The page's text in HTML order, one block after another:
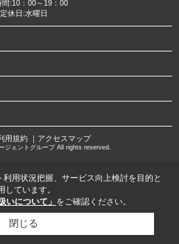
間:10：00～19：00
定休日:水曜日
用規約｜ アクセスマップ
ジェントグループ All rights reserved.
用状況把握、サービス向上検討を目的と
ています。
いについて」 をご確認ください。
閉じる